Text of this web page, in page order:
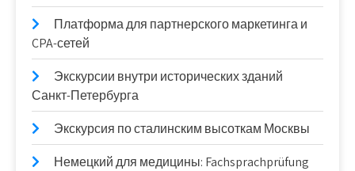
Платформа для партнерского маркетинга и
CPA-сетей
Экскурсии внутри исторических зданий
Санкт-Петербурга
Экскурсия по сталинским высоткам Москвы
Немецкий для медицины: Fachsprachprüfung